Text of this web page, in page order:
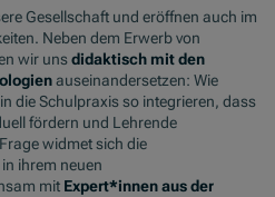
Gesellschaft und eröffnen auch im
Neben dem Erwerb von
wir unsdidaktisch mitden
auseinandersetzen: Wie
die Schulpraxis so integrieren, dass
fördern und Lehrende
widmet sich die
ihrem neuen
mit Expert*innen aus der